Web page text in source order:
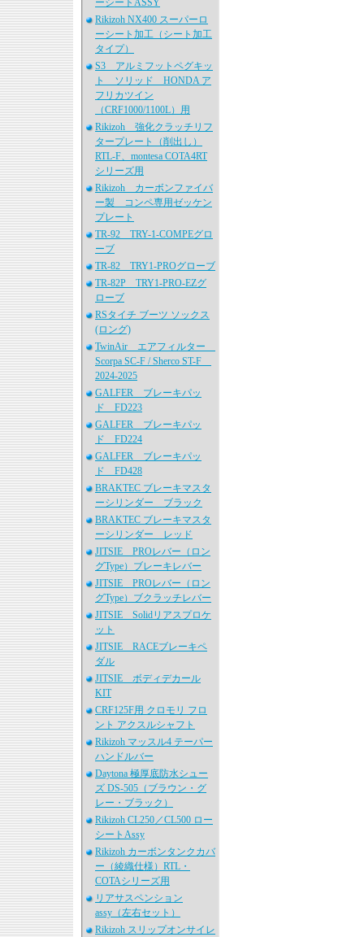
ーシートASSY
Rikizoh NX400 スーパーロ
ーシート加工（シート加工
タイプ）
S3 アルミフットペグキッ
ト ソリッド HONDA ア
フリカツイン
（CRF1000/1100L）用
Rikizoh 強化クラッチリフ
タープレート（削出し）
RTL-F、montesa COTA4RT
シリーズ用
Rikizoh カーボンファイバ
ー製 コンペ専用ゼッケン
プレート
TR-92 TRY-1-COMPEグロ
ーブ
TR-82 TRY1-PROグローブ
TR-82P TRY1-PRO-EZグ
ローブ
RSタイチ ブーツ ソックス
(ロング)
TwinAir エアフィルター
Scorpa SC-F / Sherco ST-F
2024-2025
GALFER ブレーキパッ
ド FD223
GALFER ブレーキパッ
ド FD224
GALFER ブレーキパッ
ド FD428
BRAKTEC ブレーキマスタ
ーシリンダー ブラック
BRAKTEC ブレーキマスタ
ーシリンダー レッド
JITSIE PROレバー（ロン
グType）ブレーキレバー
JITSIE PROレバー（ロン
グType）ブクラッチレバー
JITSIE Solidリアスプロケ
ット
JITSIE RACEブレーキペ
ダル
JITSIE ボディデカール
KIT
CRF125F用 クロモリ フロ
ント アクスルシャフト
Rikizoh マッスル4 テーパー
ハンドルバー
Daytona 極厚底防水シュー
ズ DS-505（ブラウン・グ
レー・ブラック）
Rikizoh CL250／CL500 ロー
シートAssy
Rikizoh カーボンタンクカバ
ー（綾織仕様）RTL・
COTAシリーズ用
リアサスペンション
assy（左右セット）
Rikizoh スリップオンサイレ